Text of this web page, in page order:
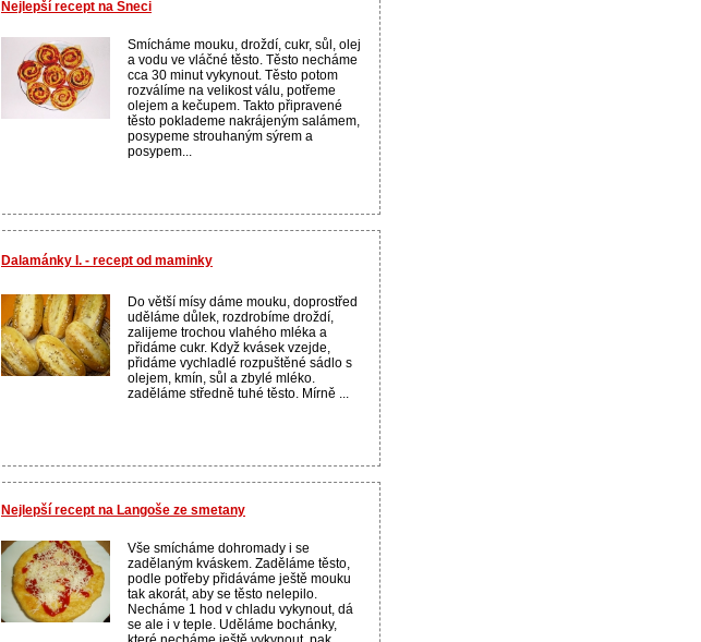
Nejlepší recept na Šneci
Smícháme mouku, droždí, cukr, sůl, olej
a vodu ve vláčné těsto. Těsto necháme
cca 30 minut vykynout. Těsto potom
rozválíme na velikost válu, potřeme
olejem a kečupem. Takto připravené
těsto poklademe nakrájeným salámem,
posypeme strouhaným sýrem a
posypem...
Dalamánky I. - recept od maminky
Do větší mísy dáme mouku, doprostřed
uděláme důlek, rozdrobíme droždí,
zalijeme trochou vlahého mléka a
přidáme cukr. Když kvásek vzejde,
přidáme vychladlé rozpuštěné sádlo s
olejem, kmín, sůl a zbylé mléko.
zaděláme středně tuhé těsto. Mírně ...
Nejlepší recept na Langoše ze smetany
Vše smícháme dohromady i se
zadělaným kváskem. Zaděláme těsto,
podle potřeby přidáváme ještě mouku
tak akorát, aby se těsto nelepilo.
Necháme 1 hod v chladu vykynout, dá
se ale i v teple. Uděláme bochánky,